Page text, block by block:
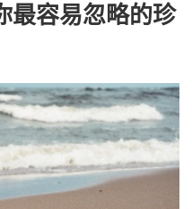
最容易忽略的珍